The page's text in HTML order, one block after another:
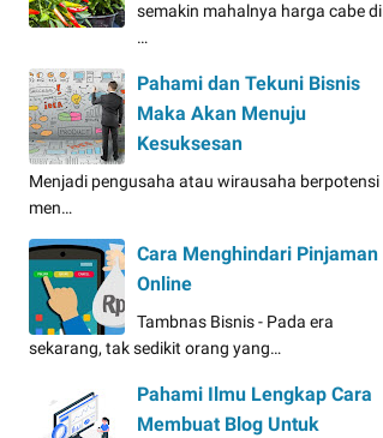
semakin mahalnya harga cabe di
…
Pahami dan Tekuni Bisnis
Maka Akan Menuju
Kesuksesan
Menjadi pengusaha atau wirausaha berpotensi
men…
Cara Menghindari Pinjaman
Online
Tambnas Bisnis - Pada era
sekarang, tak sedikit orang yang…
Pahami Ilmu Lengkap Cara
Membuat Blog Untuk